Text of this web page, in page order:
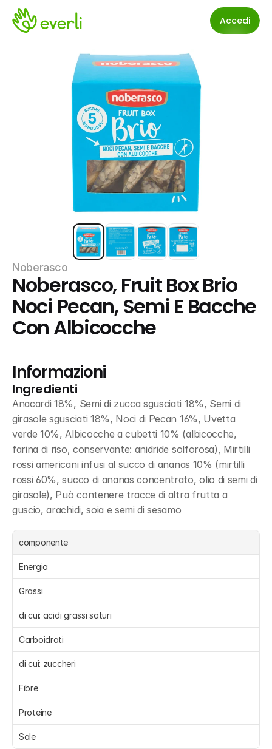
Accedi
Noberasco
Noberasco, Fruit Box Brio
Noci Pecan, Semi E Bacche
Con Albicocche
Informazioni
Ingredienti
Anacardi 18%, Semi di zucca sgusciati 18%, Semi di
girasole sgusciati 18%, Noci di Pecan 16%, Uvetta
verde 10%, Albicocche a cubetti 10% (albicocche,
farina di riso, conservante: anidride solforosa), Mirtilli
rossi americani infusi al succo di ananas 10% (mirtilli
rossi 60%, succo di ananas concentrato, olio di semi di
girasole), Può contenere tracce di altra frutta a
guscio, arachidi, soia e semi di sesamo
componente
Energia
Grassi
di cui: acidi grassi saturi
Carboidrati
di cui: zuccheri
Fibre
Proteine
Sale